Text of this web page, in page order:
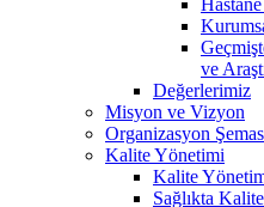
ve
Değerlerimiz
Misyon ve Vizyon
Organizasyon
Kalite Yönetimi
Kalite
Sağlıkta